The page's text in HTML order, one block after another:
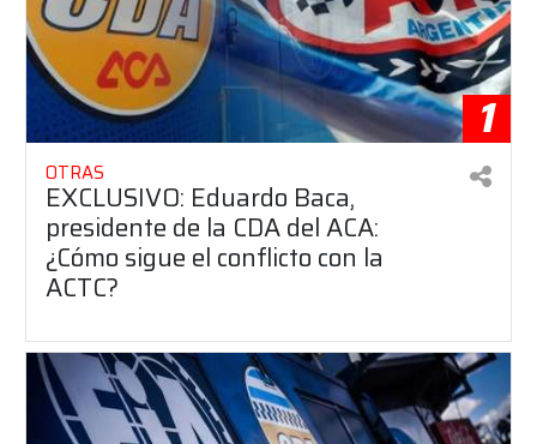
1
OTRAS
EXCLUSIVO: Eduardo Baca,
presidente de la CDA del ACA:
¿Cómo sigue el conflicto con la
ACTC?